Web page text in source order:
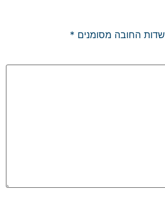
שדות החובה מסומנים *